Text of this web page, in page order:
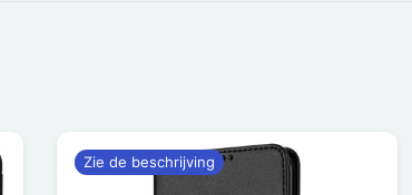
Zie de beschrijving